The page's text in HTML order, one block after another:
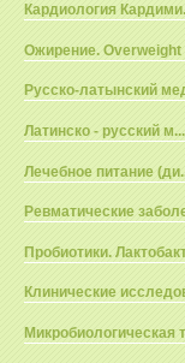
Кардиология
Ожирение. Overweight
Русско-латынский
Латинско - русский м...
Лечебное питание
Ревматические
Пробиотики.
Клинические
Микробиологическая